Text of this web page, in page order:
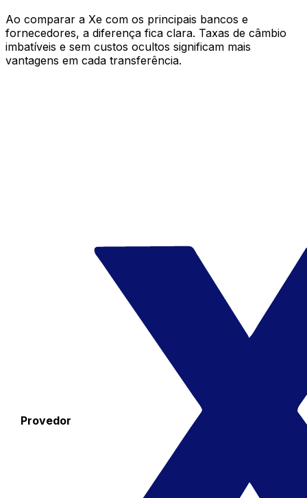
Ao comparar a Xe com os principais bancos e
fornecedores, a diferença fica clara. Taxas de câmbio
imbatíveis e sem custos ocultos significam mais
vantagens em cada transferência.
Provedor